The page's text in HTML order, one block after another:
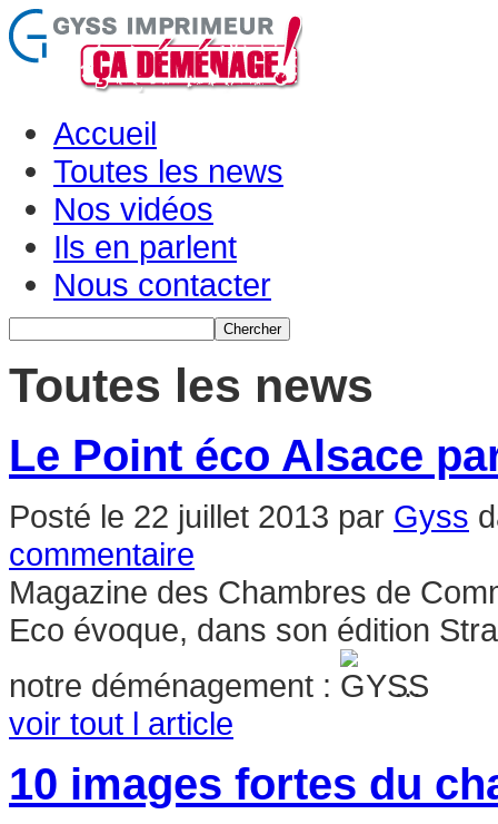
Accueil
Toutes les news
Nos vidéos
Ils en parlent
Nous contacter
Toutes les news
Le Point éco Alsace
Posté le 22 juillet 2013 par Gyss
commentaire
Magazine des Chambres de
Eco évoque, dans son édition
notre déménagement :
...
voir tout l article
10 images fortes du